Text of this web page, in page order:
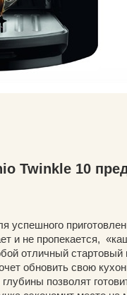
Twinkle 10
успешного
и не пропекается,
отличный стартовый
обновить свою
позволят